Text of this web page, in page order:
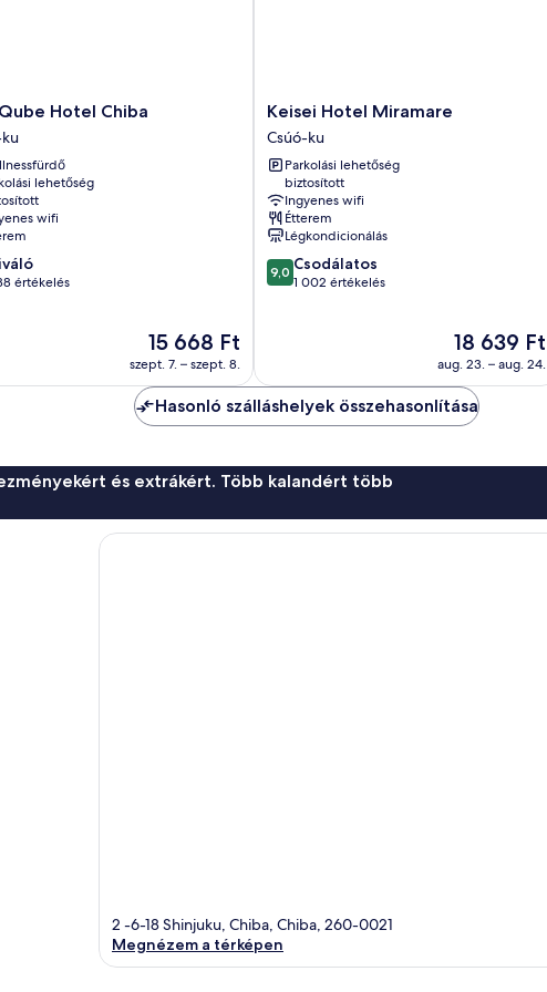
Hotel Chiba
lehetőség
wifi
értékelés
Az
ár
15 668 Ft
15 668 Ft
szept. 7. – szept. 8.
Keisei
Hotel
Miramare
Csúó-
Keisei Hotel Miramare
Csúó-ku
Parkolási lehetőség
biztosított
Ingyenes wifi
Étterem
Légkondicionálás
9.0
ennyiből:
9,0 Csodálatos
1 002 értékelés
Az
ár
18 639 Ft
18 639 Ft
aug. 23. – aug. 24.
Hasonló szálláshelyek összehasonlítása
és extrákért. Több kalandért több
2 -6-18 Shinjuku, Chiba, Chiba, 260-0021
Megnézem a térképen